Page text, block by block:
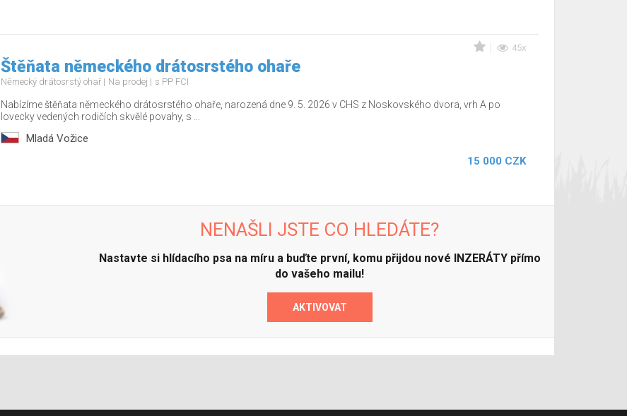
45x
Štěňata německého drátosrstého ohaře
Německý drátosrstý ohař Na prodej s PP FCI
Nabízíme štěňata německého drátosrstého ohaře, narozená dne 9. 5. 2026 v CHS z Noskovského dvora, vrh A po
lovecky vedených rodičích skvělé povahy, s ...
Mladá Vožice
15 000 CZK
NENAŠLI JSTE CO HLEDÁTE?
Nastavte si hlídacího psa na míru a buďte první, komu přijdou nové INZERÁTY přímo
do vašeho mailu!
AKTIVOVAT